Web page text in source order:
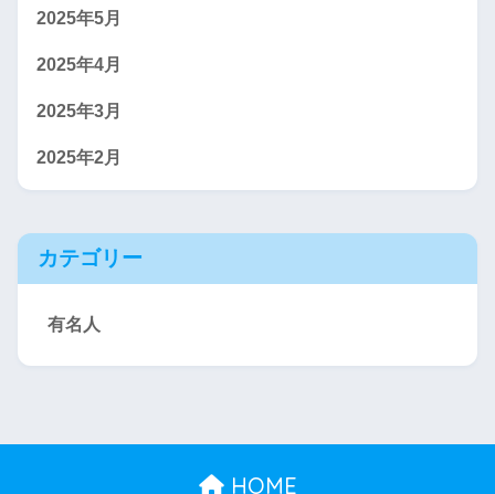
2025年5月
2025年4月
2025年3月
2025年2月
カテゴリー
有名人
HOME